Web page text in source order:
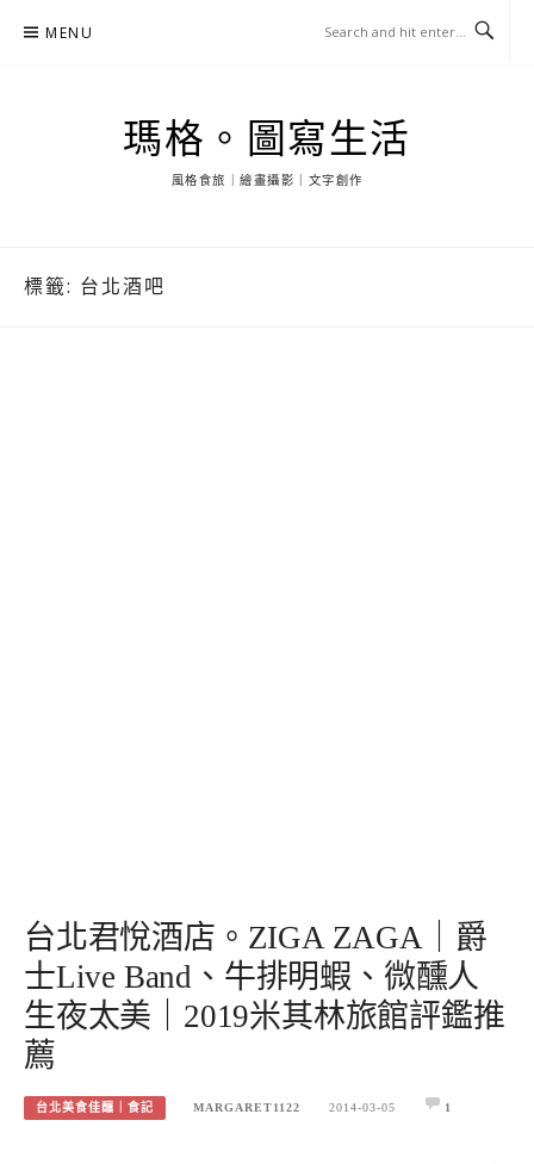
MENU
瑪格。圖寫生活
風格食旅｜繪畫攝影｜文字創作
標籤: 台北酒吧
台北君悅酒店。ZIGA ZAGA｜爵
士Live Band、牛排明蝦、微醺人
生夜太美｜2019米其林旅館評鑑推
薦
台北美食佳釀｜食記 MARGARET1122 2014-03-05 1